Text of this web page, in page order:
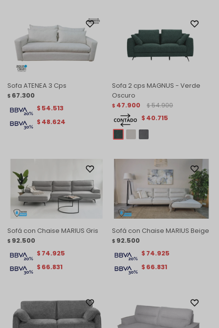
Sofa ATENEA 3 Cps
$ 67.300
$ 48.624
$ 54.513
Sofa 2 cps MAGNUS - Verde
Oscuro
$ 47.900 $ 54.900
$ 40.715
Sofá con Chaise MARIUS Gris
$ 92.500
$ 66.831
$ 74.925
Sofá con Chaise MARIUS Beige
$ 92.500
$ 66.831
$ 74.925